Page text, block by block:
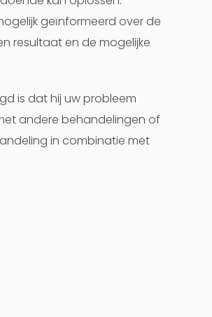
geïnformeerd over de
resultaat en de mogelijke
is dat hij uw probleem
andere behandelingen of
in combinatie met